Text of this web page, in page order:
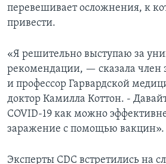
перевешивает осложнения, к
привести.
«Я решительно выступаю за
рекомендации, — сказала член
и профессор Гарвардской
доктор Камилла Коттон. -
COVID-19 как можно
заражение с помощью вакцин».
Эксперты CDC встретились на